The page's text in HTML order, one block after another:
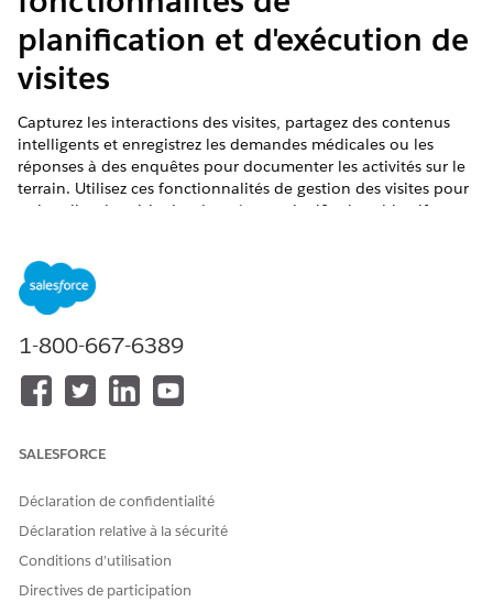
planification et d'exécution de
visites
Capturez les interactions des visites, partagez des contenus
intelligents et enregistrez les demandes médicales ou les
réponses à des enquêtes pour documenter les activités sur le
terrain. Utilisez ces fonctionnalités de gestion des visites pour
rationaliser la saisie des données et planifier les objectifs
ÉDITIONS REQUISES
Disponible avec :
Disponible avec : les éditions
Life Sciences Cloud, la licence complémentaire Life
Sciences Cloud pour Customer Engagement et le package
Recommandations
Messages ou Content pour des professionnels de santé
spécifiques.
Capture des détails des produits
Configurez les détails des produits pour permettre aux
1-800-667-6389
SALESFORCE
Déclaration de confidentialité
Déclaration relative à la sécurité
Conditions d’utilisation
Directives de participation